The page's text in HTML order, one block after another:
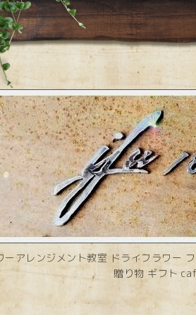
ーアレンジメント教室 ドライフラワー
贈り物 ギフト